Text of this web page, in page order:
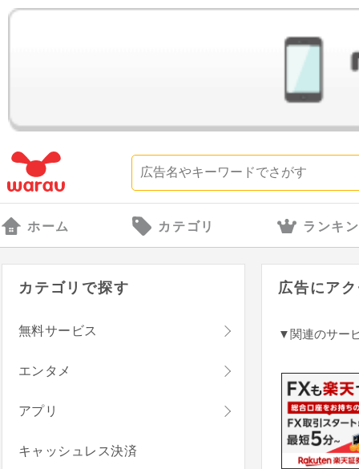
ホーム カテゴリ ランキ
広告にア
▼関連のサー
カテゴリで探す
無料サービス
エンタメ
アプリ
キャッシュレス決済